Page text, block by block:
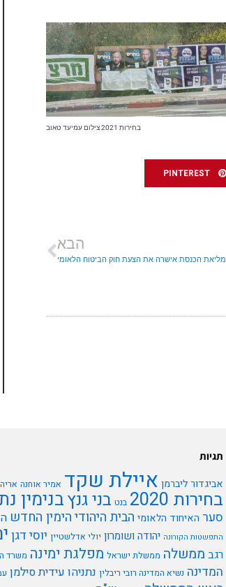
בחירות 2021 צילום עמיעד טאוב
PINTEREST
הבא
מליאת הכנסת אישרה את הצעת חוק הביטוח הלאומי
תגיות
אביגדור ליברמן איילת שקד אמיר אוחנה
בחירות 2020 בנט בני גנץבנימין
סער האיחוד הלאומי הבית היהודיהימין החדש
התפשטות הקורונה יהודה ושומרון יולי אדלשטיין יוסי דגן
רגב ממשלה ממשלת ישראל מפלגת ימינה משרד
המדינה נשיא המדינה רובי ריבלין נתניהו עידית סילמן